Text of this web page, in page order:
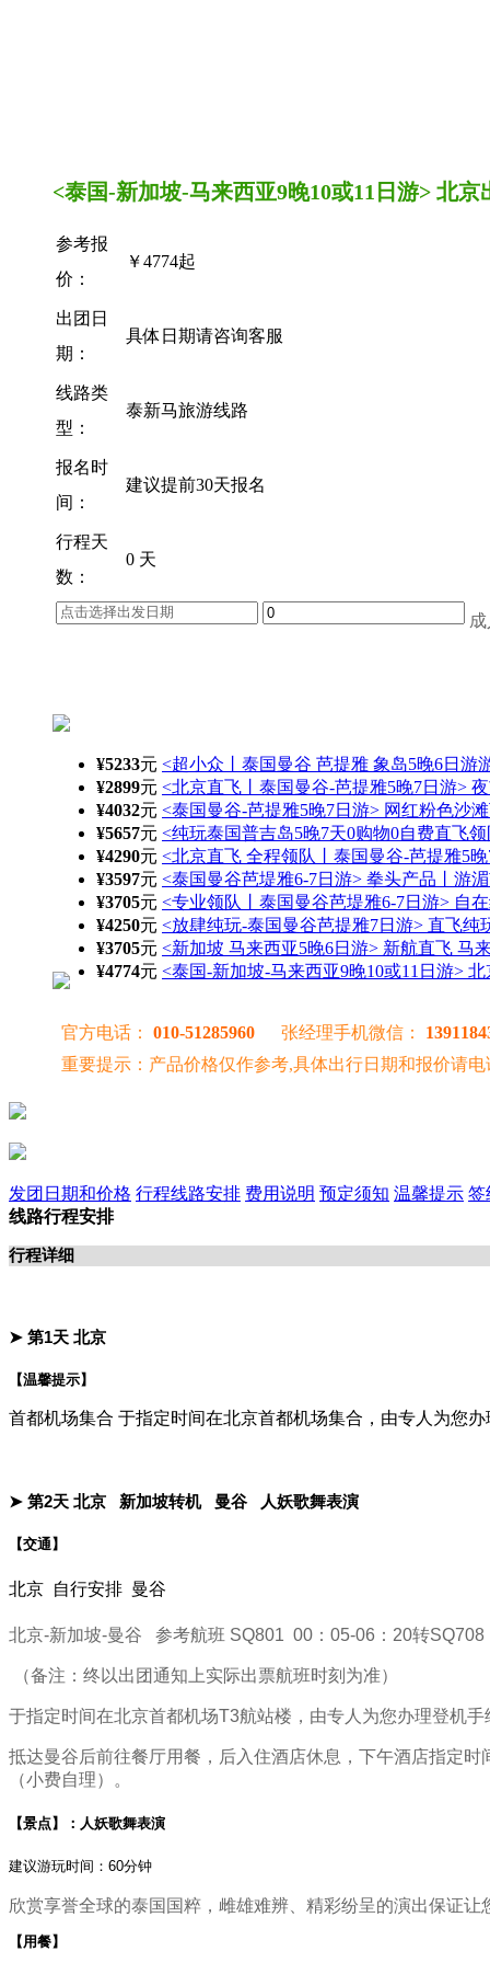
<泰国-新加坡-马来西亚9晚10或11日游> 北
参考报
价：
￥4774起
出团日
期：
具体日期请咨询客服
线路类
型：
泰新马旅游线路
报名时
间：
建议提前30天报名
行程天
数：
0 天
¥5233元 <超小众丨泰国曼谷 芭提雅 象岛5晚6日游
¥2899元 <北京直飞丨泰国曼谷-芭提雅5晚7日游>
¥4032元 <泰国曼谷-芭提雅5晚7日游> 网红粉色沙
¥5657元 <纯玩泰国普吉岛5晚7天0购物0自费直飞
¥4290元 <北京直飞 全程领队丨泰国曼谷-芭提雅5
¥3597元 <泰国曼谷芭堤雅6-7日游> 拳头产品丨游
¥3705元 <专业领队丨泰国曼谷芭堤雅6-7日游> 自
¥4250元 <放肆纯玩-泰国曼谷芭提雅7日游> 直飞纯
¥3705元 <新加坡 马来西亚5晚6日游> 新航直飞 马
¥4774元 <泰国-新加坡-马来西亚9晚10或11日游>
官方电话： 010-51285960 张经理手机微信：
重要提示：产品价格仅作参考,具体出行日期和报价请电
发团日期和价格 行程线路安排 费用说明 预定须知 温馨提示 签
线路行程安排
行程详细
➤ 第1天 北京
【温馨提示】
首都机场集合 于指定时间在北京首都机场集合，由专人为您
➤ 第2天 北京 新加坡转机 曼谷 人妖歌舞表演
【交通】
北京 自行安排 曼谷
北京-新加坡-曼谷 参考航班 SQ801 00：05-06：20转
（备注：终以出团通知上实际出票航班时刻为准）
于指定时间在北京首都机场T3航站楼，由专人为您办理登机
抵达曼谷后前往餐厅用餐，后入住酒店休息，下午酒店指定
（小费自理）。
【景点】： 人妖歌舞表演
建议游玩时间：60分钟
欣赏享誉全球的泰国国粹，雌雄难辨、精彩纷呈的演出保证
【用餐】